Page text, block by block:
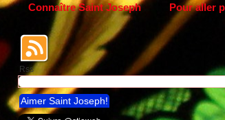
Connaître Saint Joseph Pour aller
Rss
Aimer Saint Joseph!